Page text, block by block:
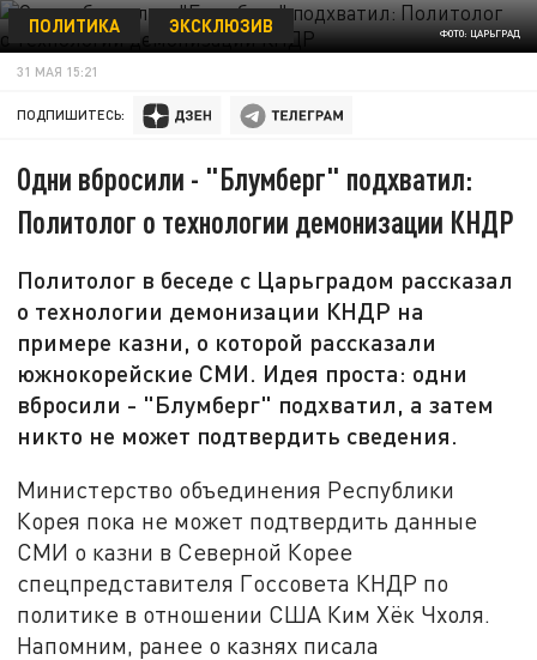
ФОТО: ЦАРЬГРАД
ПОЛИТИКА ЭКСКЛЮЗИВ
31 МАЯ 15:21
ПОДПИШИТЕСЬ:
Одни вбросили - "Блумберг" подхватил:
Политолог о технологии демонизации КНДР
Политолог в беседе с Царьградом рассказал
о технологии демонизации КНДР на
примере казни, о которой рассказали
южнокорейские СМИ. Идея проста: одни
вбросили - "Блумберг" подхватил, а затем
никто не может подтвердить сведения.
Министерство объединения Республики
Корея пока не может подтвердить данные
СМИ о казни в Северной Корее
спецпредставителя Госсовета КНДР по
политике в отношении США Ким Хёк Чхоля.
Напомним, ранее о казнях писала